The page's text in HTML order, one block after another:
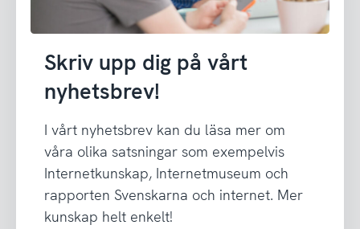
Skriv upp dig på vårt
nyhetsbrev!
I vårt nyhetsbrev kan du läsa mer om
våra olika satsningar som exempelvis
Internetkunskap, Internetmuseum och
rapporten Svenskarna och internet. Mer
kunskap helt enkelt!